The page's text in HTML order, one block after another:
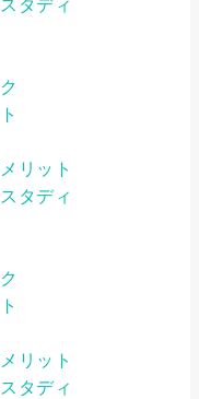
タディ
リット
タディ
リット
タディ